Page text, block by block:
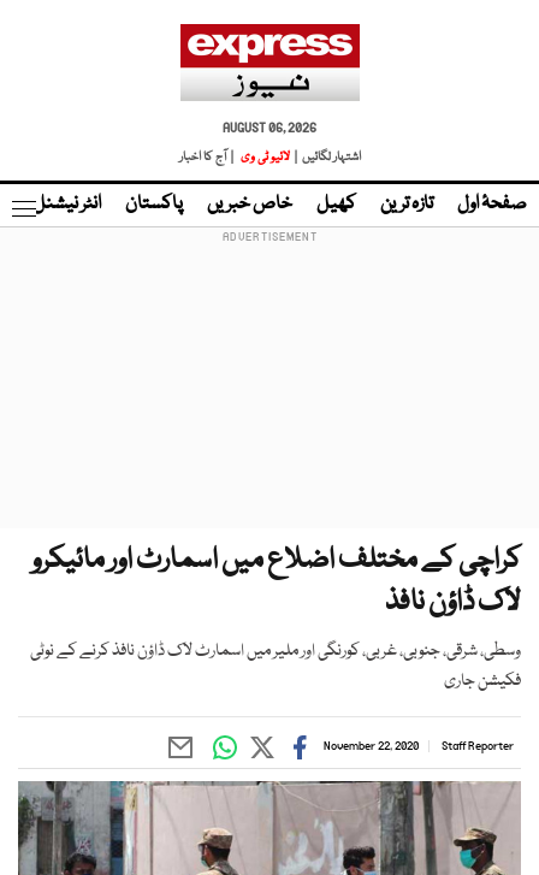
AUGUST 06, 2026
اشتہار لگائیں |
لائیو ٹی وی | آج کا اخبار
صفحۂ اول تازہ ترین کھیل خاص خبریں پاکستان انٹر نیشنل
کراچی کے مختلف اضلاع میں اسمارٹ اور مائیکرو
لاک ڈاؤن نافذ
وسطی، شرقی، جنوبی، غربی، کورنگی اور ملير ميں اسمارٹ لاک ڈاؤن نافذ کرنے کے نوٹی
فکیشن جاری
Staff Reporter
November 22, 2020